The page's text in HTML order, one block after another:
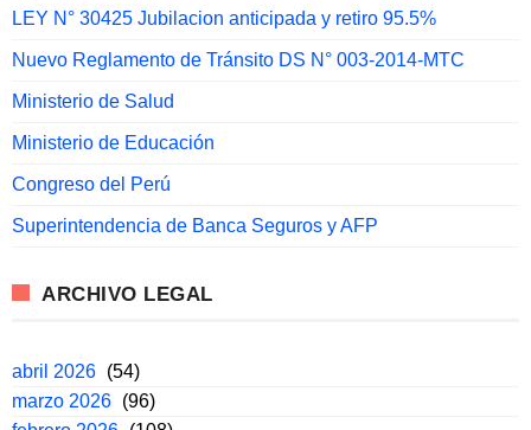
LEY N° 30425 Jubilacion anticipada y retiro 95.5%
Nuevo Reglamento de Tránsito DS N° 003-2014-MTC
Ministerio de Salud
Ministerio de Educación
Congreso del Perú
Superintendencia de Banca Seguros y AFP
ARCHIVO LEGAL
abril 2026 (54)
marzo 2026 (96)